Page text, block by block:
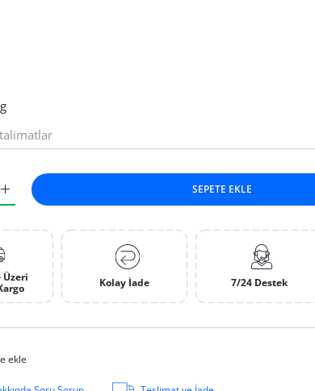
Masa Mengenesi 50 mm Default Title için adedi artırın
50 mm Default Title için adedi artırın
SEPETE EKLE
Üzeri
Kolay İade 7/24 Destek
ekle